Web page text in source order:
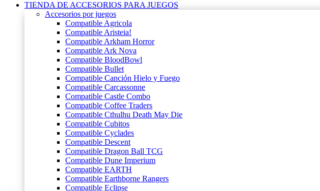
TIENDA DE ACCESORIOS PARA JUEGOS
Accesorios por juegos
Compatible Agricola
Compatible Aristeia!
Compatible Arkham Horror
Compatible Ark Nova
Compatible BloodBowl
Compatible Bullet
Compatible Canción Hielo y Fuego
Compatible Carcassonne
Compatible Castle Combo
Compatible Coffee Traders
Compatible Cthulhu Death May Die
Compatible Cubitos
Compatible Cyclades
Compatible Descent
Compatible Dragon Ball TCG
Compatible Dune Imperium
Compatible EARTH
Compatible Earthborne Rangers
Compatible Eclipse